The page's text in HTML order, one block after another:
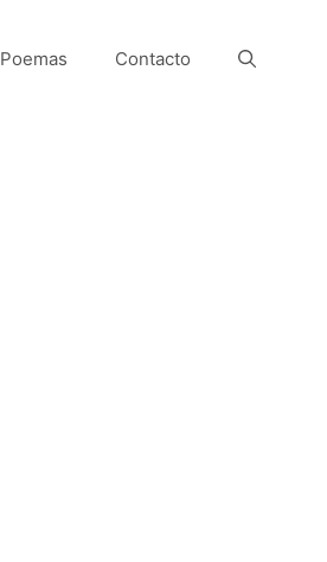
Poemas Contacto